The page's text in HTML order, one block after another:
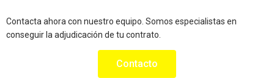
Contacta ahora con nuestro equipo. Somos especialistas en
conseguir la adjudicación de tu contrato.
Contacto